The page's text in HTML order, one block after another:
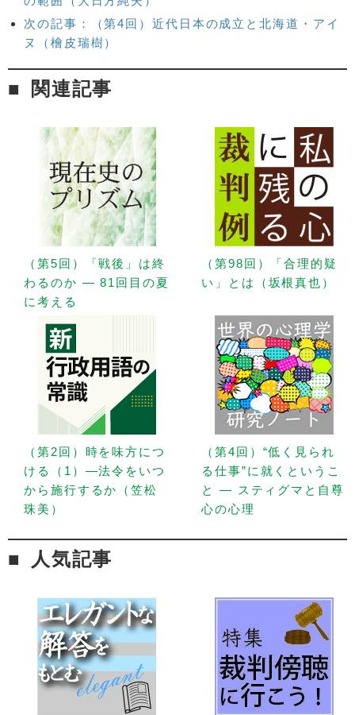
次の記事：（第4回）近代日本の成立と北海道・アイ
ヌ（檜皮瑞樹）
関連記事
（第5回）「戦後」は終
わるのか — 81回目の夏
に考える
（第98回）「合理的疑
い」とは（坂根真也）
（第2回）時を味方につ
ける（1）—法令をいつ
から施行するか（笠松
珠美）
（第4回）“低く見られ
る仕事”に就くというこ
と — スティグマと自尊
心の心理
人気記事